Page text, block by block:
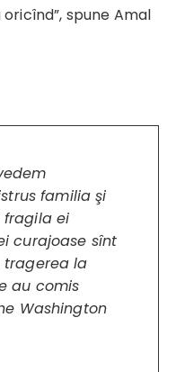
spune Amal
familia şi
ei
curajoase sînt
la
au comis
Washington